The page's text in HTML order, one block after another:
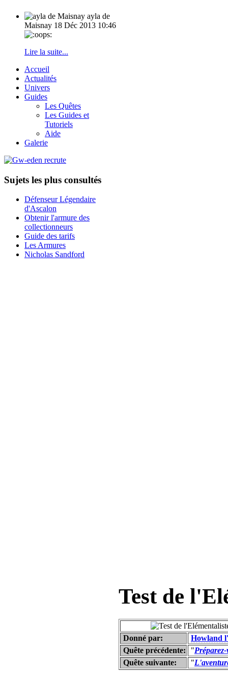
ayla de
Maisnay 18 Déc 2013 10:46
Lire la suite...
Accueil
Actualités
Univers
Guides
Les Quêtes
Les Guides et
Tutoriels
Aide
Galerie
Sujets les plus consultés
Défenseur Légendaire
d'Ascalon
Obtenir l'armure des
collectionneurs
Guide des tarifs
Les Armures
Nicholas Sandford
Test de
Donné par:
Howland
Quête précédente:
"
Quête suivante:
"